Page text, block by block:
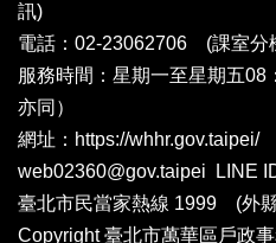
訊)
電話：02-23062706 (課室分
服務時間：星期一至星期五08
亦同）
網址：https://whhr.gov.taipei/
web02360@gov.taipei LINE
臺北市民當家熱線 1999 (外
Copyright 臺北市萬華區戶政